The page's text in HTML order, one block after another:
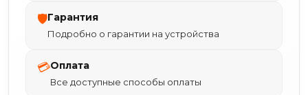
🛡Гарантия
Подробно о гарантии на устройства
💳Оплата
Все доступные способы оплаты